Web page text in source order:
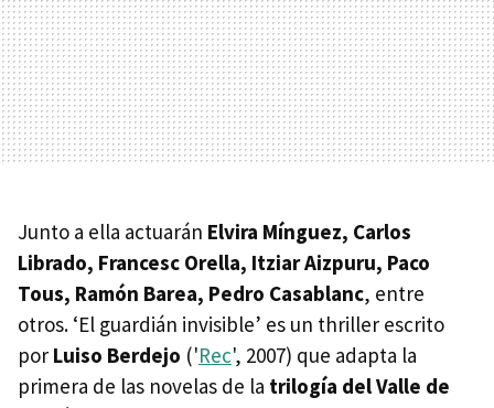
Junto a ella actuarán Elvira Mínguez, Carlos
Librado, Francesc Orella, Itziar Aizpuru, Paco
Tous, Ramón Barea, Pedro Casablanc, entre
otros. ‘El guardián invisible’ es un thriller escrito
por Luiso Berdejo ('Rec', 2007) que adapta la
primera de las novelas de la trilogía del Valle de